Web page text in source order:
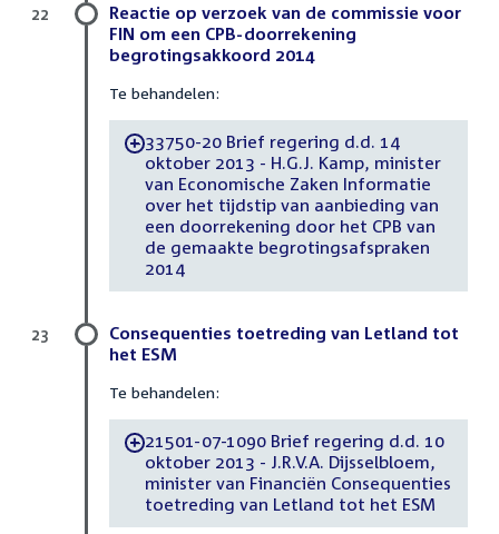
Reactie op verzoek van de commissie voor
FIN om een CPB-doorrekening
begrotingsakkoord 2014
Te behandelen:
-33750-20 Brief regering d.d. 14
oktober 2013 - H.G.J. Kamp, minister
van Economische Zaken Informatie
over het tijdstip van aanbieding van
een doorrekening door het CPB van
de gemaakte begrotingsafspraken
2014
22
Consequenties toetreding van Letland tot
het ESM
Te behandelen:
-21501-07-1090 Brief regering d.d. 10
oktober 2013 - J.R.V.A. Dijsselbloem,
minister van Financiën Consequenties
toetreding van Letland tot het ESM
23